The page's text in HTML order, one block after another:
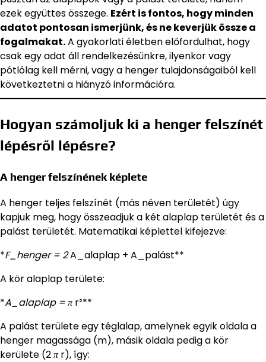
ezek együttes összege. Ezért is fontos, hogy minden
adatot pontosan ismerjünk, és ne keverjük össze a
fogalmakat.A gyakorlati életben előfordulhat, hogy
csak egy adat áll rendelkezésünkre, ilyenkor vagy
pótlólag kell mérni, vagy a henger tulajdonságaiból kell
következtetni a hiányzó információra.
Hogyan számoljuk ki a henger felszínét
lépésről lépésre?
A henger felszínének képlete
A henger teljes felszínét (más néven területét) úgy
kapjuk meg, hogy összeadjuk a két alaplap területét és a
palást területét. Matematikai képlettel kifejezve:
*F_henger = 2A_alaplap + A_palást**
A kör alaplap területe:
*A_alaplap = πr²**
A palást területe egy téglalap, amelynek egyik oldala a
henger magassága (m), másik oldala pedig a kör
kerülete (2πr), így: